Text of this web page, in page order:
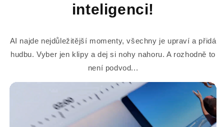
inteligenci!
AI najde nejdůležitější momenty, všechny je upraví a přidá
hudbu. Vyber jen klipy a dej si nohy nahoru. A rozhodně to
není podvod...